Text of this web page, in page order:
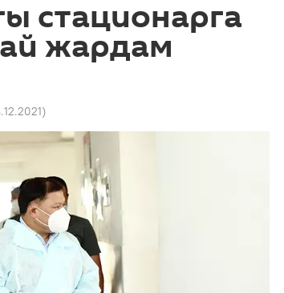
стационарга
жардам
)